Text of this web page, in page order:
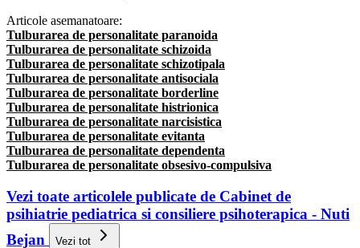
Articole asemanatoare:
Tulburarea de personalitate paranoida
Tulburarea de personalitate schizoida
Tulburarea de personalitate schizotipala
Tulburarea de personalitate antisociala
Tulburarea de personalitate borderline
Tulburarea de personalitate histrionica
Tulburarea de personalitate narcisistica
Tulburarea de personalitate evitanta
Tulburarea de personalitate dependenta
Tulburarea de personalitate obsesivo-compulsiva
Vezi toate articolele publicate de Cabinet de
psihiatrie pediatrica si consiliere psihoterapica - Nuti
Bejan
Vezi tot